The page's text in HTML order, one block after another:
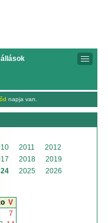
állások
napja van.
2011
2012
2018
2019
2025 2026
V
7